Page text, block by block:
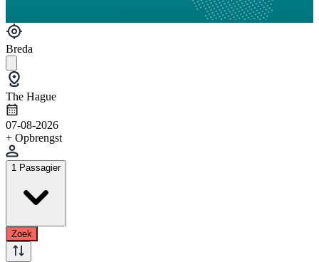
Breda
The Hague
07-08-2026
+ Opbrengst
1 Passagier
Zoek